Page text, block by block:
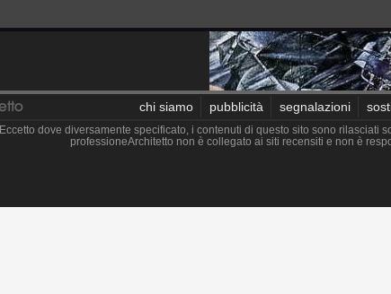
chi siamo pubblicità segnalazioni
Eccetto dove diversamente specificato, i contenuti di questo sito sono rilasciati
professioneArchitetto non è collegato ai siti recensiti e non è